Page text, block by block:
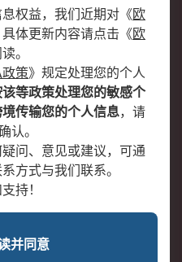
账户和付款
全球办事处
新闻中心
号
权益，我们近期对 《欧
体更新内容请点击 《欧
。
策》 规定处理您的个人
该等政策处理您的敏感个
传输您的个人信息，请
认。
问、意见或建议，可通
方式与我们联系。
持！
并同意